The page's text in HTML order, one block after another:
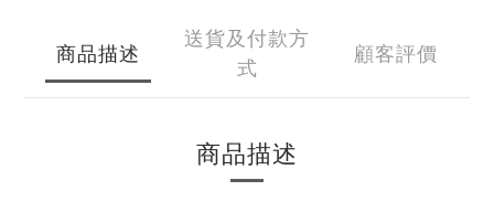
商品描述
送貨及付款方
式
顧客評價
商品描述